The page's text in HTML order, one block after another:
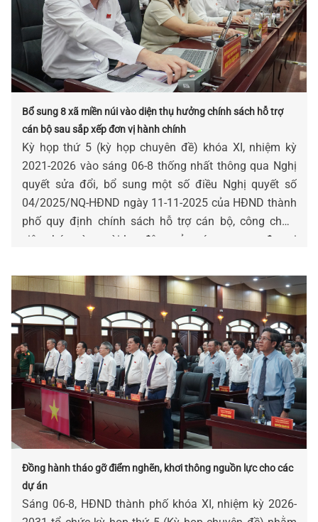
Bổ sung 8 xã miền núi vào diện thụ hưởng chính sách hỗ trợ
cán bộ sau sắp xếp đơn vị hành chính
Kỳ họp thứ 5 (kỳ họp chuyên đề) khóa XI, nhiệm kỳ
2021-2026 vào sáng 06-8 thống nhất thông qua Nghị
quyết sửa đổi, bổ sung một số điều Nghị quyết số
04/2025/NQ-HĐND ngày 11-11-2025 của HĐND thành
phố quy định chính sách hỗ trợ cán bộ, công chức,
viên chức và người lao động của các cơ quan, đơn vị
Đồng hành tháo gỡ điểm nghẽn, khơi thông nguồn lực cho các
dự án
Sáng 06-8, HĐND thành phố khóa XI, nhiệm kỳ 2026-